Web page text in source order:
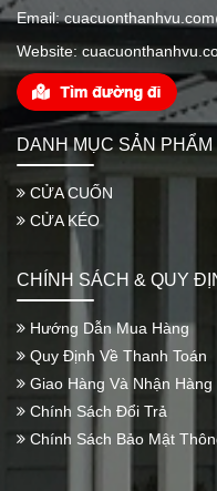
Email:
Website:
DANH MỤC SẢN PHẨM
CỬA CUỐN
CỬA KÉO
CHÍNH SÁCH & QUY
Hướng Dẫn Mua Hàng
Quy Định Về Thanh Toán
Giao Hàng Và Nhận Hàng
Chính Sách Đổi Trả
Chính Sách Bảo Mật